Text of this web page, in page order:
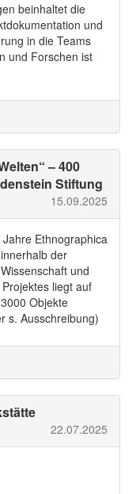
beinhaltet die
und
in die Teams
und Forschen ist
– 400
Stiftung
15.09.2025
Jahre Ethnographica
der
und
liegt auf
Objekte
s. Ausschreibung)
22.07.2025